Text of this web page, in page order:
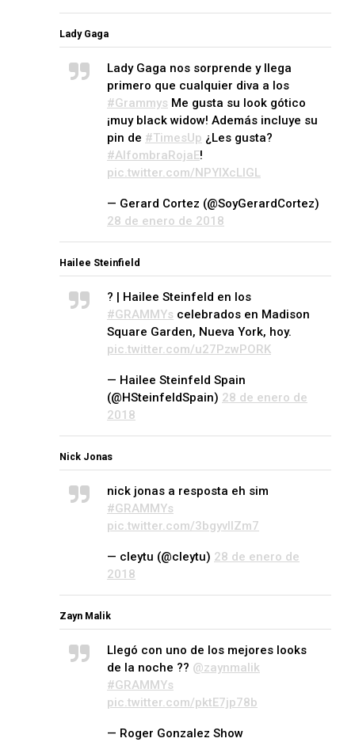
Lady Gaga
Lady Gaga nos sorprende y llega
primero que cualquier diva a los
#Grammys Me gusta su look gótico
¡muy black widow! Además incluye su
pin de #TimesUp ¿Les gusta?
#AlfombraRojaE!
pic.twitter.com/NPYIXcLlGL
— Gerard Cortez (@SoyGerardCortez)
28 de enero de 2018
Hailee Steinfield
? | Hailee Steinfeld en los
#GRAMMYs celebrados en Madison
Square Garden, Nueva York, hoy.
pic.twitter.com/u27PzwPORK
— Hailee Steinfeld Spain
(@HSteinfeldSpain) 28 de enero de
2018
Nick Jonas
nick jonas a resposta eh sim
#GRAMMYs
pic.twitter.com/3bgyvllZm7
— cleytu (@cleytu) 28 de enero de
2018
Zayn Malik
Llegó con uno de los mejores looks
de la noche ?? @zaynmalik
#GRAMMYs
pic.twitter.com/pktE7jp78b
— Roger Gonzalez Show